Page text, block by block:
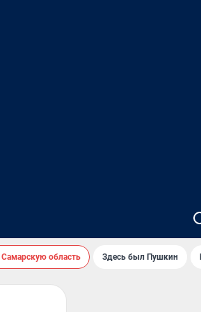
область Здесь был Пушкин